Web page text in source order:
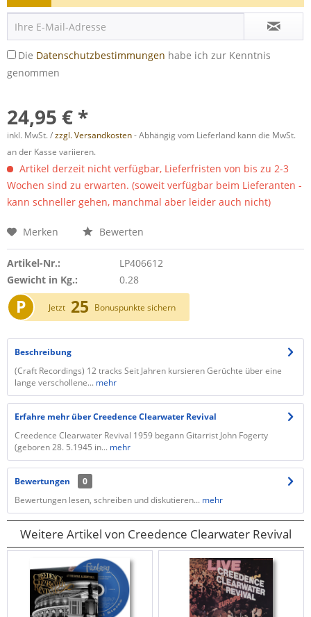
Die Datenschutzbestimmungen habe ich zur Kenntnis
genommen
24,95 € *
inkl. MwSt. /zzgl. Versandkosten- Abhängig vom Lieferland kann die MwSt.
an der Kasse variieren.
Artikel derzeit nicht verfügbar, Lieferfristen von bis zu 2-3
Wochen sind zu erwarten. (soweit verfügbar beim Lieferanten -
kann schneller gehen, manchmal aber leider auch nicht)
Merken Bewerten
Artikel-Nr.:
LP406612
Gewicht in Kg.:
0.28
P Jetzt 25 Bonuspunkte sichern
Beschreibung
(Craft Recordings) 12 tracks Seit Jahren kursieren Gerüchte über eine
lange verschollene... mehr
Erfahre mehr über Creedence Clearwater Revival
Creedence Clearwater Revival 1959 begann Gitarrist John Fogerty
(geboren 28. 5.1945 in... mehr
Bewertungen
0
Bewertungen lesen, schreiben und diskutieren... mehr
Weitere Artikel von Creedence Clearwater Revival